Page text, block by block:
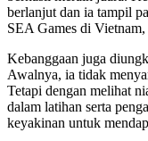
berlanjut dan ia tampil
SEA Games di Vietnam,
Kebanggaan juga
Awalnya, ia tidak
Tetapi dengan melihat
dalam latihan serta
keyakinan untuk